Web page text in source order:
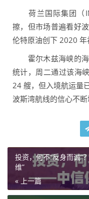
荷兰国际集团（
擦，但市场普遍看好
伦特原油创下 2020 年
霍尔木兹海峡的海
统计，周二通过该海
24 艘，但入境航运量
波斯湾航线的信心不断
投资，何不“反身而诚
维”
« 上一篇